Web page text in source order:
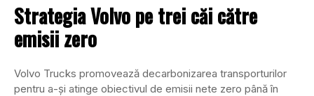
Strategia Volvo pe trei căi către
emisii zero
Volvo Trucks promovează decarbonizarea transporturilor
pentru a-și atinge obiectivul de emisii nete zero până în